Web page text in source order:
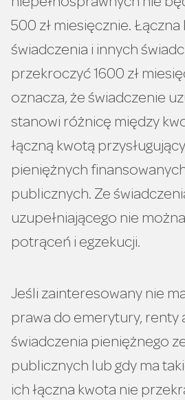
niepełnosprawnych nie
500 zł miesięcznie.
świadczenia i innych
przekroczyć 1600 zł
oznacza, że świadczenie
stanowi różnicę między
łączną kwotą
pieniężnych
publicznych. Ze
uzupełniającego nie
potrąceń i egzekucji.
Jeśli zainteresowany nie
prawa do emerytury, renty
świadczenia pieniężnego
publicznych lub gdy ma
ich łączna kwota nie